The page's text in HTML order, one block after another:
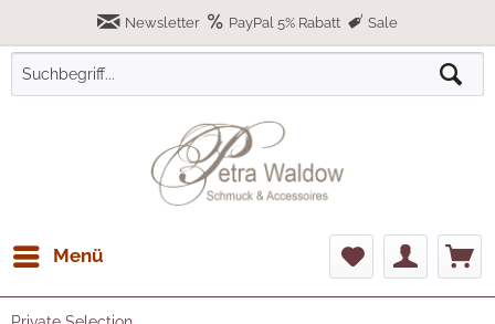
Newsletter PayPal 5% Rabatt Sale
Menü